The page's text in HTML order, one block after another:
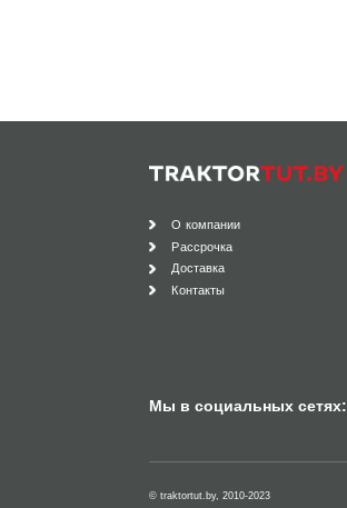
О компании
Рассрочка
Доставка
Контакты
Мы в социальных сетях:
© traktortut.by, 2010-2023